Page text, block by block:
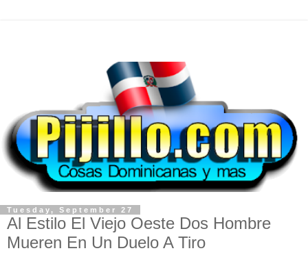
Tuesday, September 27
Al Estilo El Viejo Oeste Dos Hombre
Mueren En Un Duelo A Tiro